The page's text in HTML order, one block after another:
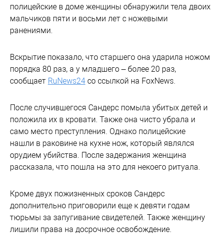
полицейские в доме женщины обнаружили тела двоих
мальчиков пяти и восьми лет с ножевыми
ранениями.
Вскрытие показало, что старшего она ударила ножом
порядка 80 раз, а у младшего – более 20 раз,
сообщает RuNews24 со ссылкой на FoxNews.
После случившегося Сандерс помыла убитых детей и
положила их в кровати. Также она чисто убрала и
само место преступления. Однако полицейские
нашли в раковине на кухне нож, который являлся
орудием убийства. После задержания женщина
рассказала, что пошла на это для некоего ритуала.
Кроме двух пожизненных сроков Сандерс
дополнительно приговорили еще к девяти годам
тюрьмы за запугивание свидетелей. Также женщину
лишили права на досрочное освобождение.